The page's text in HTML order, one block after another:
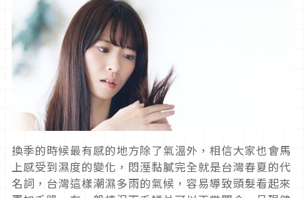
換季的時候最有感的地方除了氣溫外，相信大家也會馬
上感受到濕度的變化，悶溼黏膩完全就是台灣春夏的代
名詞，台灣這樣潮濕多雨的氣候，容易導致頭髮看起來